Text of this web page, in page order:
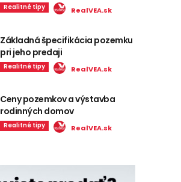
Realitné tipy RealVEA.sk
Základná špecifikácia pozemku
pri jeho predaji
Realitné tipy RealVEA.sk
Ceny pozemkov a výstavba
rodinných domov
Realitné tipy RealVEA.sk